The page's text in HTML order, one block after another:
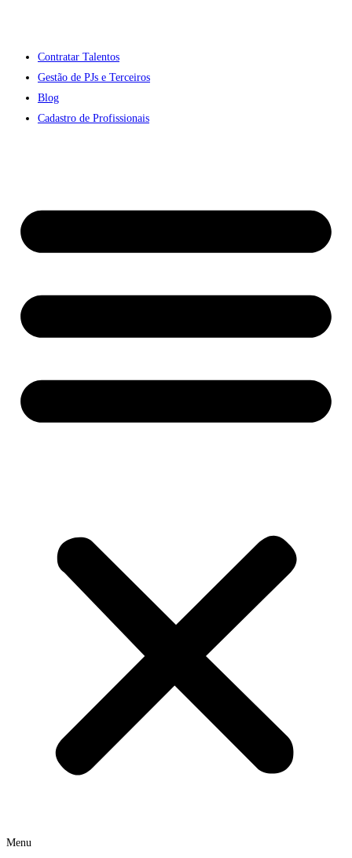
Contratar Talentos
Gestão de PJs e Terceiros
Blog
Cadastro de Profissionais
Menu